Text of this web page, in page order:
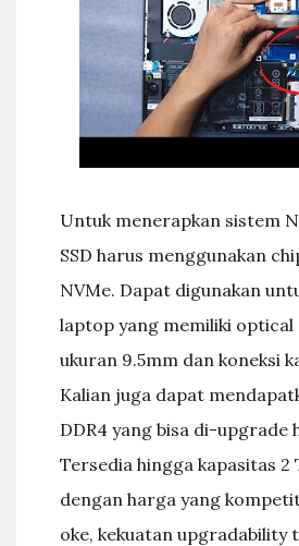
Untuk menerapkan sistem
SSD harus menggunakan
NVMe. Dapat digunakan
laptop yang memiliki optical
ukuran 9.5mm dan koneksi
Kalian juga dapat
DDR4 yang bisa di-upgrade
Tersedia hingga kapasitas 2
dengan harga yang
oke, kekuatan upgradability